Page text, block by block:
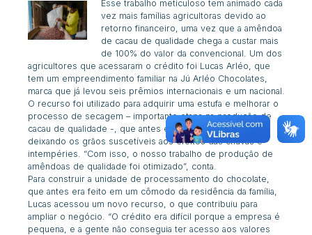
Esse trabalho meticuloso tem animado cada
vez mais famílias agricultoras devido ao
retorno financeiro, uma vez que a amêndoa
de cacau de qualidade chega a custar mais
de 100% do valor da convencional.
Um dos
agricultores que acessaram o crédito foi Lucas Arléo, que
tem um empreendimento familiar na Jú Arléo Chocolates,
marca que já levou seis prêmios internacionais e um nacional.
O recurso foi utilizado para adquirir uma estufa e melhorar o
processo de secagem – importante etapa na produção de
cacau de qualidade -, que antes era realizada na barcaça
deixando os grãos suscetíveis aos efeitos das chuvas e
intempéries. “Com isso, o nosso trabalho de produção de
amêndoas de qualidade foi otimizado”, conta.
Para construir a unidade de processamento do chocolate,
que antes era feito em um cômodo da residência da família,
Lucas acessou um novo recurso, o que contribuiu para
ampliar o negócio. “O crédito era difícil porque a empresa é
pequena, e a gente não conseguia ter acesso aos valores